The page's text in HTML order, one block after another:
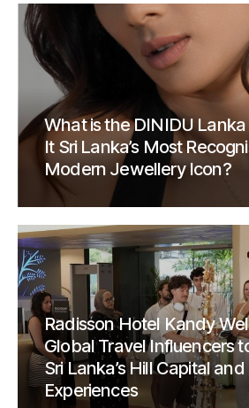
What is the DINIDU
It Sri Lanka’s Most
Modern Jewellery Icon?
Radisson Hotel Kandy
Global Travel Influencers
Sri Lanka’s Hill Capital
Experiences